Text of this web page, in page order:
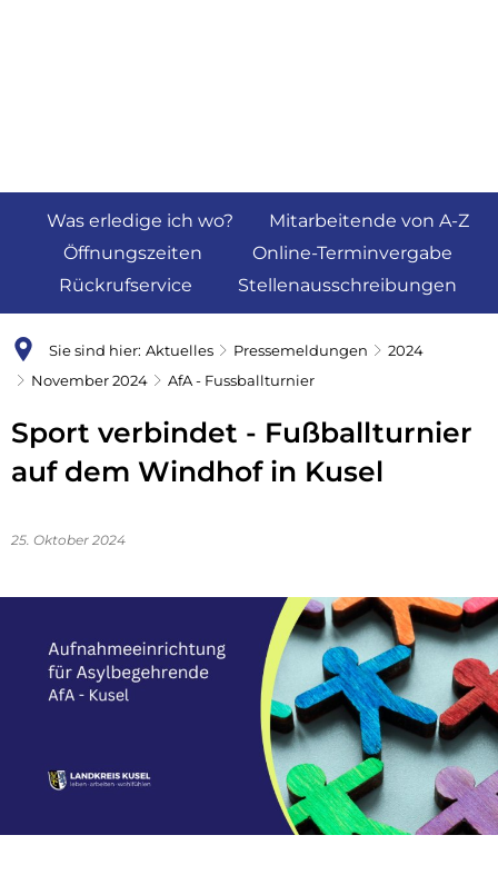
Was erledige ich wo?
Mitarbeitende von A-Z
Öffnungszeiten
Online-Terminvergabe
Rückrufservice
Stellenausschreibungen
Sie sind hier: Aktuelles Pressemeldungen
2024
November 2024
AfA - Fussballturnier
Sport verbindet - Fußballturnier
auf dem Windhof in Kusel
25. Oktober 2024